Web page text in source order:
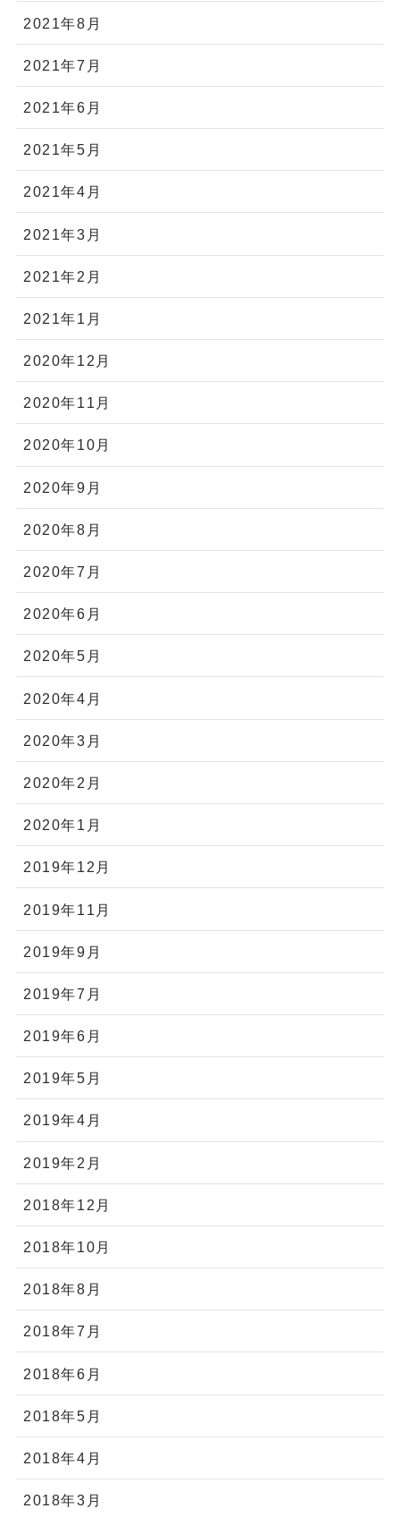
2021年8月
2021年7月
2021年6月
2021年5月
2021年4月
2021年3月
2021年2月
2021年1月
2020年12月
2020年11月
2020年10月
2020年9月
2020年8月
2020年7月
2020年6月
2020年5月
2020年4月
2020年3月
2020年2月
2020年1月
2019年12月
2019年11月
2019年9月
2019年7月
2019年6月
2019年5月
2019年4月
2019年2月
2018年12月
2018年10月
2018年8月
2018年7月
2018年6月
2018年5月
2018年4月
2018年3月